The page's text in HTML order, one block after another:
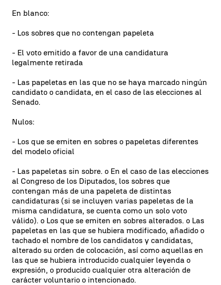
En blanco:
- Los sobres que no contengan papeleta
- El voto emitido a favor de una candidatura
legalmente retirada
- Las papeletas en las que no se haya marcado ningún
candidato o candidata, en el caso de las elecciones al
Senado.
Nulos:
- Los que se emiten en sobres o papeletas diferentes
del modelo oficial
- Las papeletas sin sobre. o En el caso de las elecciones
al Congreso de los Diputados, los sobres que
contengan más de una papeleta de distintas
candidaturas (si se incluyen varias papeletas de la
misma candidatura, se cuenta como un solo voto
válido). o Los que se emiten en sobres alterados. o Las
papeletas en las que se hubiera modificado, añadido o
tachado el nombre de los candidatos y candidatas,
alterado su orden de colocación, así como aquellas en
las que se hubiera introducido cualquier leyenda o
expresión, o producido cualquier otra alteración de
carácter voluntario o intencionado.